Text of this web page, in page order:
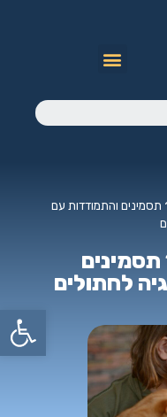
תסמינים והתמודדות עם
תסמינים
לחתולים